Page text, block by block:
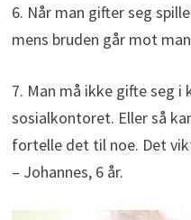
6. Når man gifter seg
mens bruden går mot
7. Man må ikke gifte seg i
sosialkontoret. Eller så
fortelle det til noe. Det
– Johannes, 6 år.